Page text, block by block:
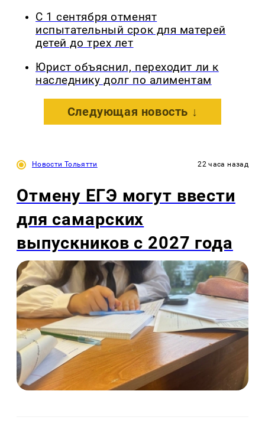
С 1 сентября отменят
испытательный срок для матерей
детей до трех лет
Юрист объяснил, переходит ли к
наследнику долг по алиментам
Следующая новость ↓
Новости Тольятти 22 часа назад
Отмену ЕГЭ могут ввести
для самарских
выпускников с 2027 года